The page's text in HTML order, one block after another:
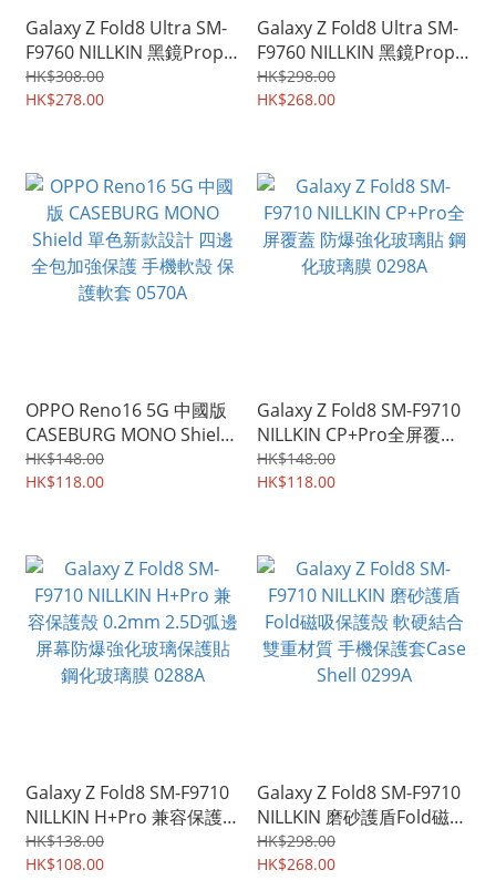
Galaxy Z Fold8 Ultra SM-
F9760 NILLKIN 黑鏡Prop
磁吸半透版保護殼 透明鏡
蓋(攜筆版) 鏡頭滑蓋設計
HK$308.00
HK$278.00
Galaxy Z Fold8 Ultra SM-
F9760 NILLKIN 黑鏡Prop
磁吸半透版保護殼 透明鏡
蓋 鏡頭滑蓋設計 四邊全包
HK$298.00
HK$268.00
OPPO Reno16 5G 中國版
CASEBURG MONO Shield
單色新款設計 四邊全包加
強保護 手機軟殼 保護軟套
HK$148.00
HK$118.00
Galaxy Z Fold8 SM-F9710
NILLKIN CP+Pro全屏覆蓋
防爆強化玻璃貼 鋼化玻璃
膜 0298A
HK$148.00
HK$118.00
Galaxy Z Fold8 SM-F9710
NILLKIN H+Pro 兼容保護
殼 0.2mm 2.5D弧邊 屏幕
防爆強化玻璃保護貼 鋼化
HK$138.00
HK$108.00
Galaxy Z Fold8 SM-F9710
NILLKIN 磨砂護盾Fold磁吸
保護殼 軟硬結合 雙重材質
手機保護套Case Shell
HK$298.00
HK$268.00